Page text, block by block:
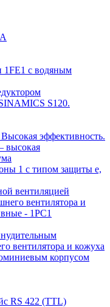
1FE1 с водяным
S120.
эффективность.
высокая
1 с типом защиты e,
вентиляцией
вентилятора и
- 1PC1
вентилятора и кожуха
корпусом
RS 422 (TTL)